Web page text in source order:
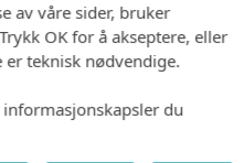
av våre sider, bruker
OK for å akseptere, eller
er teknisk nødvendige.
informasjonskapsler du